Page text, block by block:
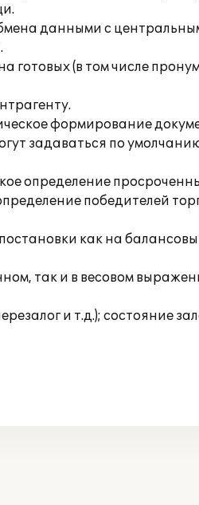
данными с
готовых (в том числе
формирование
задаваться по
определение
победителей
как на
так и в весовом
и т.д.); состояние